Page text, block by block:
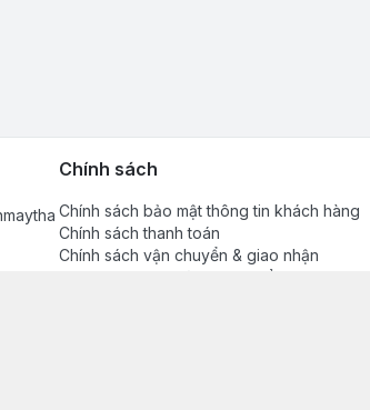
Chính sách
Chính sách bảo mật thông tin khách hàng
Chính sách thanh toán
Chính sách vận chuyển & giao nhận
Chính sách bảo hành sản phẩm